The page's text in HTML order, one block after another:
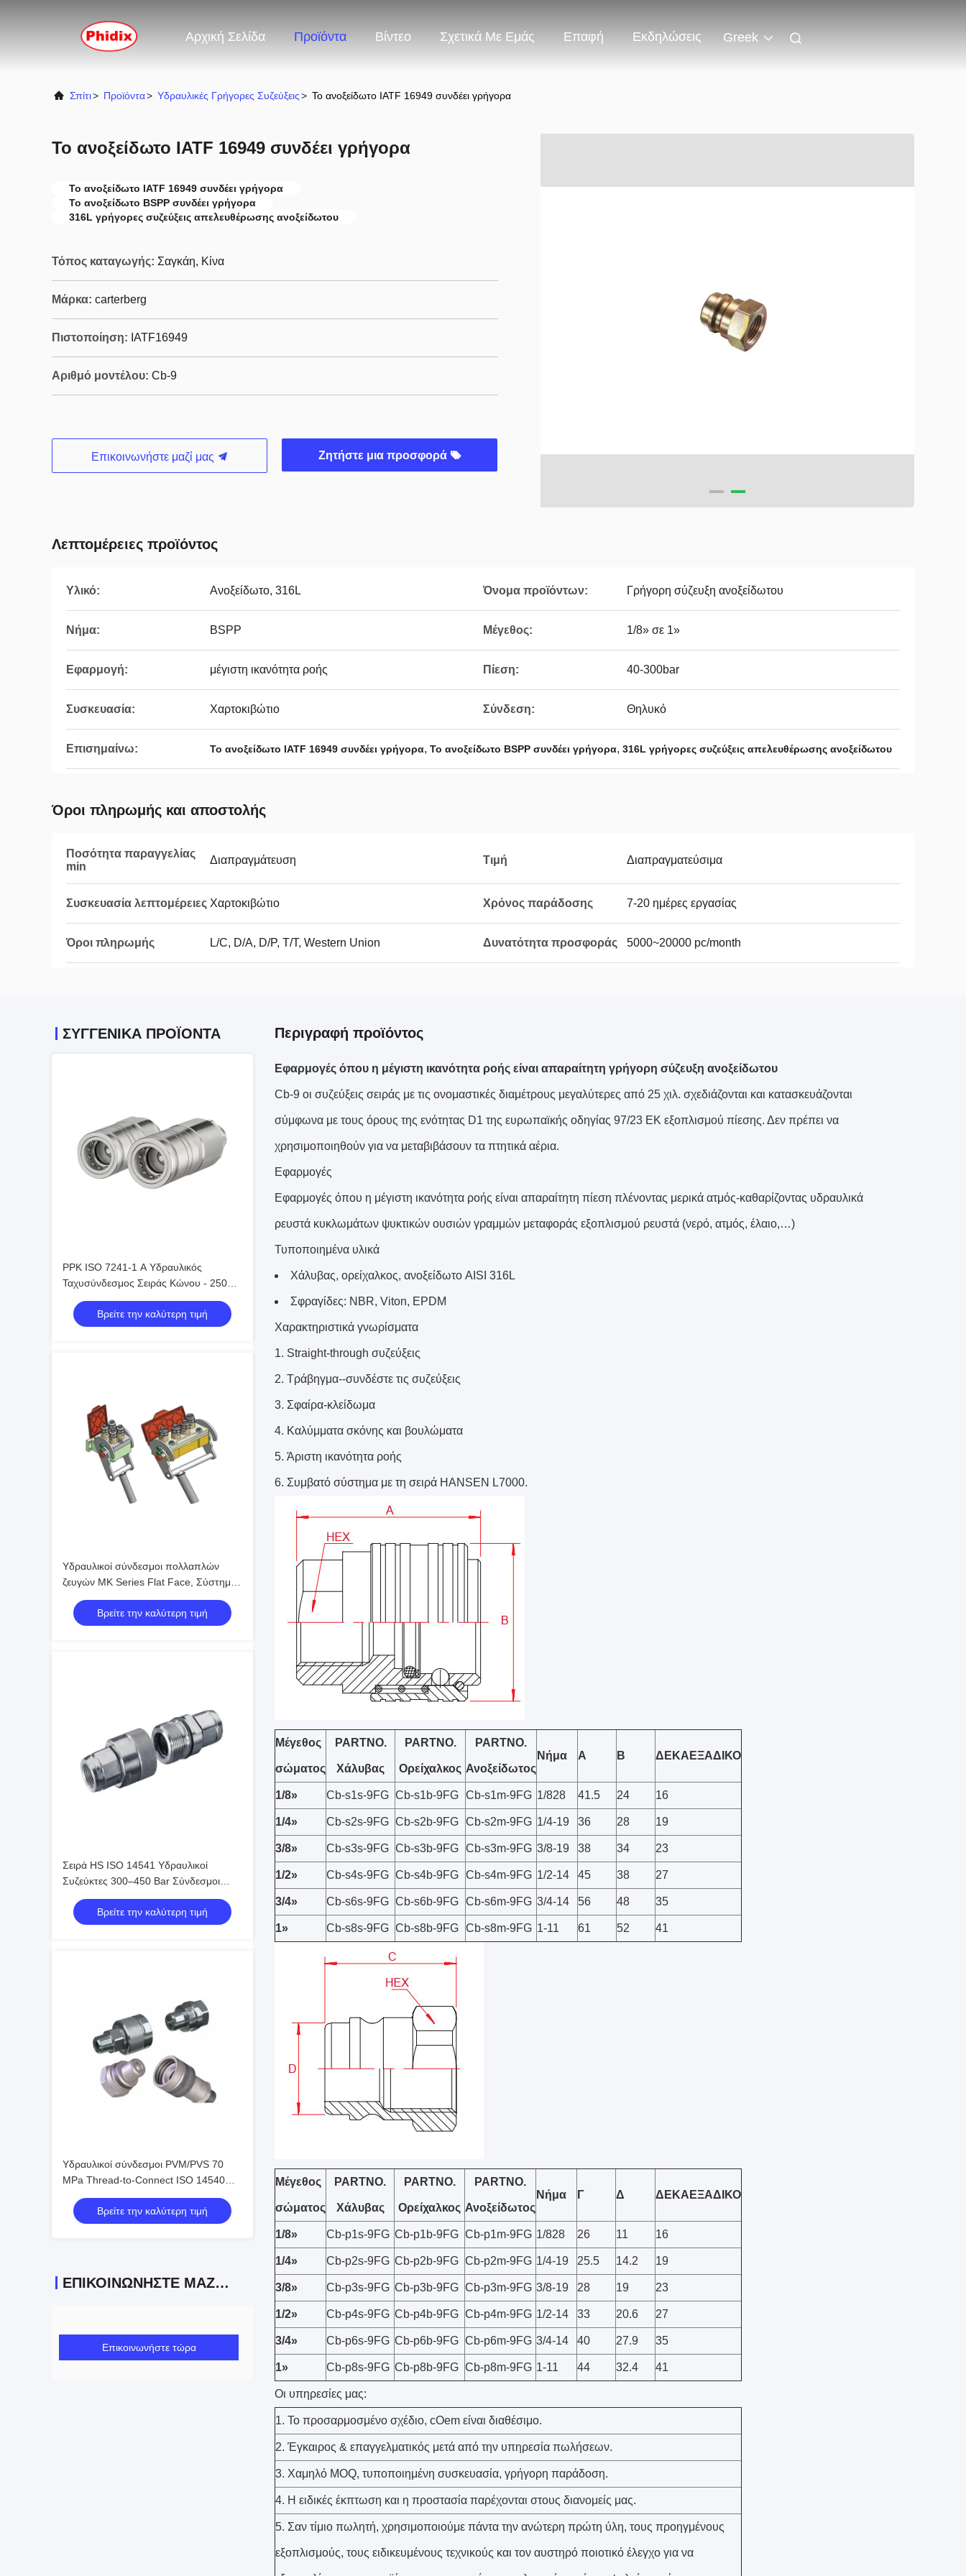
Αρχική Σελίδα Προϊόντα Βίντεο Σχετικά Με Εμάς Επαφή Εκδηλώσεις Greek
Σπίτι> Προϊόντα> Υδραυλικές Γρήγορες Συζεύξεις> Το ανοξείδωτο IATF 16949 συνδέει γρήγορα
Το ανοξείδωτο IATF 16949 συνδέει γρήγορα
Το ανοξείδωτο IATF 16949 συνδέει γρήγορα
Το ανοξείδωτο BSPP συνδέει γρήγορα
316L γρήγορες συζεύξεις απελευθέρωσης ανοξείδωτου
Τόπος καταγωγής: Σαγκάη, Κίνα
Μάρκα: carterberg
Πιστοποίηση: IATF16949
Αριθμό μοντέλου: Cb-9
Επικοινωνήστε μαζί μας Ζητήστε μια προσφορά
Λεπτομέρειες προϊόντος
Υλικό: Ανοξείδωτο, 316L Όνομα προϊόντων: Γρήγορη σύζευξη ανοξείδωτου
Νήμα: BSPP Μέγεθος: 1/8» σε 1»
Εφαρμογή: μέγιστη ικανότητα ροής Πίεση: 40-300bar
Συσκευασία: Χαρτοκιβώτιο Σύνδεση: Θηλυκό
Επισημαίνω: Το ανοξείδωτο IATF 16949 συνδέει γρήγορα, Το ανοξείδωτο BSPP συνδέει γρήγορα, 316L γρήγορες συζεύξεις απελευθέρωσης ανοξείδωτου
Όροι πληρωμής και αποστολής
Ποσότητα παραγγελίας
min
Διαπραγμάτευση Τιμή Διαπραγματεύσιμα
Συσκευασία λεπτομέρειες Χαρτοκιβώτιο Χρόνος παράδοσης 7-20 ημέρες εργασίας
Όροι πληρωμής L/C, D/A, D/P, T/T, Western Union Δυνατότητα προσφοράς 5000~20000 pc/month
ΣΥΓΓΕΝΙΚΆ ΠΡΟΪΌΝΤΑ
PPK ISO 7241-1 A Υδραυλικός
Ταχυσύνδεσμος Σειράς Κώνου - 250
Bar Ατσάλινο Κλείδωμα με Μπίλια για
Βαριά Μηχανήματα
Βρείτε την καλύτερη τιμή
Υδραυλικοί σύνδεσμοι πολλαπλών
ζευγών MK Series Flat Face, Σύστημα
Γρήγορης Σύνδεσης Cam Lock,
Πρότυπο ISOΒρείτε την καλύτερη τιμή
Σειρά HS ISO 14541 Υδραυλικοί
Συζεύκτες 300–450 Bar Σύνδεσμοι
Βαλβίδας Κώνου Σύνδεσης με
ΣπείρωμαΒρείτε την καλύτερη τιμή
Υδραυλικοί σύνδεσμοι PVM/PVS 70
MPa Thread-to-Connect ISO 14540
Υψηλής Πίεσης με Βαλβίδα Κώνου
Βρείτε την καλύτερη τιμή
ΕΠΙΚΟΙΝΩΝΉΣΤΕ ΜΑΖΊ ΜΑΣ
Επικοινωνήστε τώρα
Περιγραφή προϊόντος
Εφαρμογές όπου η μέγιστη ικανότητα ροής είναι απαραίτητη γρήγορη σύζευξη ανοξείδωτου
Cb-9 οι συζεύξεις σειράς με τις ονομαστικές διαμέτρους μεγαλύτερες από 25 χιλ. σχεδιάζονται και κατασκευάζονται
σύμφωνα με τους όρους της ενότητας D1 της ευρωπαϊκής οδηγίας 97/23 ΕΚ εξοπλισμού πίεσης. Δεν πρέπει να
χρησιμοποιηθούν για να μεταβιβάσουν τα πτητικά αέρια.
Εφαρμογές
Εφαρμογές όπου η μέγιστη ικανότητα ροής είναι απαραίτητη πίεση πλένοντας μερικά ατμός-καθαρίζοντας υδραυλικά
ρευστά κυκλωμάτων ψυκτικών ουσιών γραμμών μεταφοράς εξοπλισμού ρευστά (νερό, ατμός, έλαιο,…)
Τυποποιημένα υλικά
Χάλυβας, ορείχαλκος, ανοξείδωτο AISI 316L
Σφραγίδες: NBR, Viton, EPDM
Χαρακτηριστικά γνωρίσματα
Straight-through συζεύξεις
Τράβηγμα--συνδέστε τις συζεύξεις
Σφαίρα-κλείδωμα
Καλύμματα σκόνης και βουλώματα
Άριστη ικανότητα ροής
Συμβατό σύστημα με τη σειρά HANSEN L7000.
Μέγεθος
σώματος
PARTNO.
Χάλυβας
PARTNO.
Ορείχαλκος
PARTNO.
Ανοξείδωτος
Νήμα Α Β ΔΕΚΑΕΞΑΔΙΚΟ
1/8» Cb-s1s-9FG Cb-s1b-9FG Cb-s1m-9FG 1/828 41.5 24 16
1/4» Cb-s2s-9FG Cb-s2b-9FG Cb-s2m-9FG 1/4-19 36 28 19
3/8» Cb-s3s-9FG Cb-s3b-9FG Cb-s3m-9FG 3/8-19 38 34 23
1/2» Cb-s4s-9FG Cb-s4b-9FG Cb-s4m-9FG 1/2-14 45 38 27
3/4» Cb-s6s-9FG Cb-s6b-9FG Cb-s6m-9FG 3/4-14 56 48 35
1» Cb-s8s-9FG Cb-s8b-9FG Cb-s8m-9FG 1-11 61 52 41
Μέγεθος
σώματος
PARTNO.
Χάλυβας
PARTNO.
Ορείχαλκος
PARTNO.
Ανοξείδωτος
Νήμα Γ Δ ΔΕΚΑΕΞΑΔΙΚΟ
1/8» Cb-p1s-9FG Cb-p1b-9FG Cb-p1m-9FG 1/828 26 11 16
1/4» Cb-p2s-9FG Cb-p2b-9FG Cb-p2m-9FG 1/4-19 25.5 14.2 19
3/8» Cb-p3s-9FG Cb-p3b-9FG Cb-p3m-9FG 3/8-19 28 19 23
1/2» Cb-p4s-9FG Cb-p4b-9FG Cb-p4m-9FG 1/2-14 33 20.6 27
3/4» Cb-p6s-9FG Cb-p6b-9FG Cb-p6m-9FG 3/4-14 40 27.9 35
1» Cb-p8s-9FG Cb-p8b-9FG Cb-p8m-9FG 1-11 44 32.4 41
Οι υπηρεσίες μας:
1. Το προσαρμοσμένο σχέδιο, cOem είναι διαθέσιμο.
2. Έγκαιρος & επαγγελματικός μετά από την υπηρεσία πωλήσεων.
3. Χαμηλό MOQ, τυποποιημένη συσκευασία, γρήγορη παράδοση.
4. Η ειδικές έκπτωση και η προστασία παρέχονται στους διανομείς μας.
5. Σαν τίμιο πωλητή, χρησιμοποιούμε πάντα την ανώτερη πρώτη ύλη, τους προηγμένους
εξοπλισμούς, τους ειδικευμένους τεχνικούς και τον αυστηρό ποιοτικό έλεγχο για να